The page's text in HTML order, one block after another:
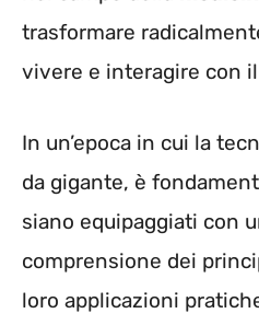
trasformare
vivere e interagire con
In un’epoca in cui la
da gigante, è
siano equipaggiati con
comprensione dei
loro applicazioni